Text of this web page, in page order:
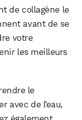
de collagène le
avant de se
votre
les meilleurs
le
avec de l’eau,